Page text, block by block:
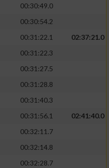
00:30:49.0
00:30:54.2
00:31:22.1
02:37:21.0
00:31:22.3
00:31:27.5
00:31:28.8
00:31:40.3
00:31:56.1
02:41:40.0
00:32:11.7
00:32:14.8
00:32:28.7